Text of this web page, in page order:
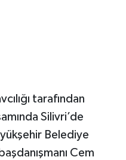
tarafından
Silivri’de
Belediye
Cem